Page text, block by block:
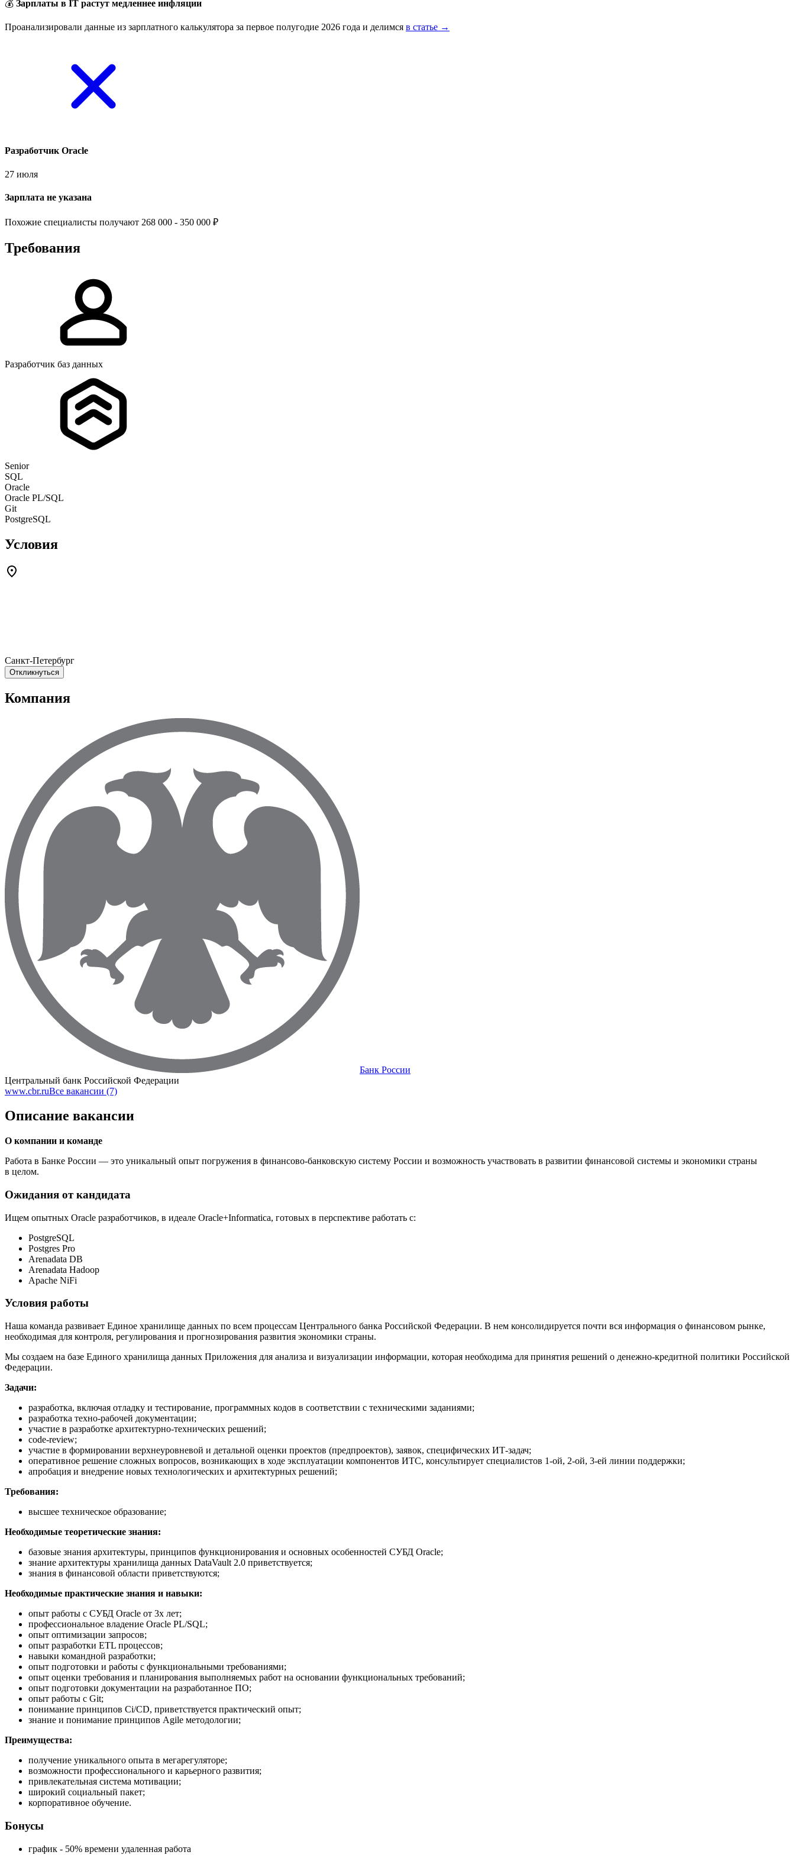
💰 Зарплаты в IT растут медленнее инфляции
Проанализировали данные из зарплатного калькулятора за первое полугодие 2026 года и делимся в статье →
Разработчик Oracle
27 июля
Зарплата не указана
Похожие специалисты получают 268 000 - 350 000 ₽
Требования
Разработчик баз данных
Senior
SQL
Oracle
Oracle PL/SQL
Git
PostgreSQL
Условия
Санкт-Петербург
Откликнуться
Компания
Банк России
Центральный банк Российской Федерации
www.cbr.ruВсе вакансии (7)
Описание вакансии
О компании и команде
Работа в Банке России — это уникальный опыт погружения в финансово-банковскую систему России и возможность участвовать в развитии финансовой системы и экономики страны
в целом.
Ожидания от кандидата
Ищем опытных Oracle разработчиков, в идеале Oracle+Informatica, готовых в перспективе работать с:
PostgreSQL
Postgres Pro
Arenadata DB
Arenadata Hadoop
Apache NiFi
Условия работы
Наша команда развивает Единое хранилище данных по всем процессам Центрального банка Российской Федерации. В нем консолидируется почти вся информация о финансовом рынке,
необходимая для контроля, регулирования и прогнозирования развития экономики страны.
Мы создаем на базе Единого хранилища данных Приложения для анализа и визуализации информации, которая необходима для принятия решений о денежно-кредитной политики Российской
Федерации.
Задачи:
разработка, включая отладку и тестирование, программных кодов в соответствии с техническими заданиями;
разработка техно-рабочей документации;
участие в разработке архитектурно-технических решений;
сode-review;
участие в формировании верхнеуровневой и детальной оценки проектов (предпроектов), заявок, специфических ИТ-задач;
оперативное решение сложных вопросов, возникающих в ходе эксплуатации компонентов ИТС, консультирует специалистов 1-ой, 2-ой, 3-ей линии поддержки;
апробация и внедрение новых технологических и архитектурных решений;
Требования:
высшее техническое образование;
Необходимые теоретические знания:
базовые знания архитектуры, принципов функционирования и основных особенностей СУБД Oracle;
знание архитектуры хранилища данных DataVault 2.0 приветствуется;
знания в финансовой области приветствуются;
Необходимые практические знания и навыки:
опыт работы с СУБД Oracle от 3х лет;
профессиональное владение Oracle PL/SQL;
опыт оптимизации запросов;
опыт разработки ETL процессов;
навыки командной разработки;
опыт подготовки и работы с функциональными требованиями;
опыт оценки требования и планирования выполняемых работ на основании функциональных требований;
опыт подготовки документации на разработанное ПО;
опыт работы с Git;
понимание принципов Ci/CD, приветствуется практический опыт;
знание и понимание принципов Agile методологии;
Преимущества:
получение уникального опыта в мегарегуляторе;
возможности профессионального и карьерного развития;
привлекательная система мотивации;
широкий социальный пакет;
корпоративное обучение.
Бонусы
график - 50% времени удаленная работа